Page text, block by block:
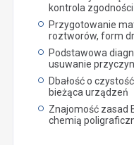
kontrola
Przygotowanie
roztworów, form
Podstawowa
usuwanie
Dbałość o
bieżąca urządzeń
Znajomość zasad
chemią